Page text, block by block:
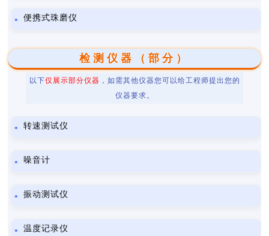
便携式珠磨仪
检测仪器（部分）
以下仅展示部分仪器 ，如需其他仪器您可以给工程师提出您的
仪器要求。
转速测试仪
噪音计
振动测试仪
温度记录仪